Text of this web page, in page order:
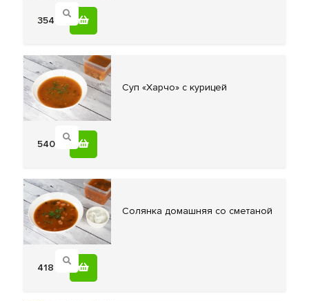
354
Суп «Харчо»с курицей
540
Cолянка домашняя со сметаной
418